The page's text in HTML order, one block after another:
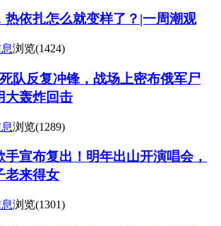
热依扎怎么就变样了？|一周潮观
浏览(1424)
队反复冲锋，战场上密布俄军尸
大轰炸回击
浏览(1289)
手宣布复出！明年出山开演唱会，
老来得女
浏览(1301)